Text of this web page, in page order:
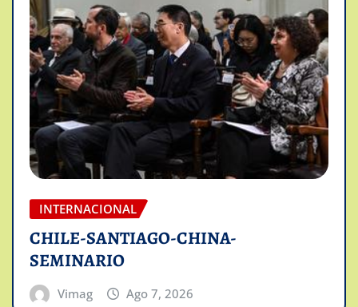
INTERNACIONAL
CHILE-SANTIAGO-CHINA-
SEMINARIO
Vimag Ago 7, 2026